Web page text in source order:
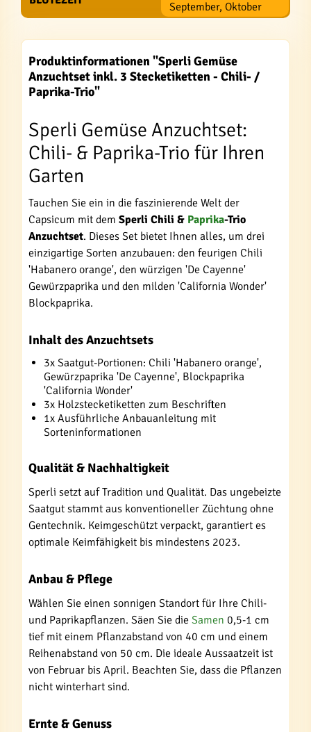
September, Oktober
Produktinformationen "Sperli Gemüse
Anzuchtset inkl. 3 Stecketiketten - Chili- /
Paprika-Trio"
Sperli Gemüse Anzuchtset:
Chili- & Paprika-Trio für Ihren
Garten
Tauchen Sie ein in die faszinierende Welt der
Capsicum mit dem Sperli Chili & Paprika-Trio
Anzuchtset. Dieses Set bietet Ihnen alles, um drei
einzigartige Sorten anzubauen: den feurigen Chili
'Habanero orange', den würzigen 'De Cayenne'
Gewürzpaprika und den milden 'California Wonder'
Blockpaprika.
Inhalt des Anzuchtsets
3x Saatgut-Portionen: Chili 'Habanero orange',
Gewürzpaprika 'De Cayenne', Blockpaprika
'California Wonder'
3x Holzstecketiketten zum Beschriften
1x Ausführliche Anbauanleitung mit
Sorteninformationen
Qualität & Nachhaltigkeit
Sperli setzt auf Tradition und Qualität. Das ungebeizte
Saatgut stammt aus konventioneller Züchtung ohne
Gentechnik. Keimgeschützt verpackt, garantiert es
optimale Keimfähigkeit bis mindestens 2023.
Anbau & Pflege
Wählen Sie einen sonnigen Standort für Ihre Chili-
und Paprikapflanzen. Säen Sie die Samen 0,5-1 cm
tief mit einem Pflanzabstand von 40 cm und einem
Reihenabstand von 50 cm. Die ideale Aussaatzeit ist
von Februar bis April. Beachten Sie, dass die Pflanzen
nicht winterhart sind.
Ernte & Genuss